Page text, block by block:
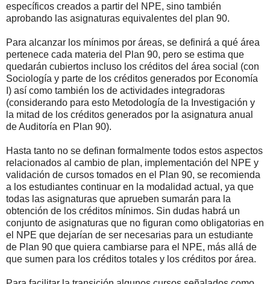
específicos creados a partir del NPE, sino también
aprobando las asignaturas equivalentes del plan 90.
Para alcanzar los mínimos por áreas, se definirá a qué área
pertenece cada materia del Plan 90, pero se estima que
quedarán cubiertos incluso los créditos del área social (con
Sociología y parte de los créditos generados por Economía
I) así como también los de actividades integradoras
(considerando para esto Metodología de la Investigación y
la mitad de los créditos generados por la asignatura anual
de Auditoría en Plan 90).
Hasta tanto no se definan formalmente todos estos aspectos
relacionados al cambio de plan, implementación del NPE y
validación de cursos tomados en el Plan 90, se recomienda
a los estudiantes continuar en la modalidad actual, ya que
todas las asignaturas que aprueben sumarán para la
obtención de los créditos mínimos. Sin dudas habrá un
conjunto de asignaturas que no figuran como obligatorias en
el NPE que dejarían de ser necesarias para un estudiante
de Plan 90 que quiera cambiarse para el NPE, más allá de
que sumen para los créditos totales y los créditos por área.